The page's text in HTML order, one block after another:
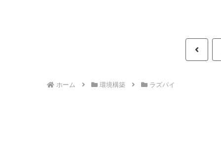
前
ホーム 環境構築 ラズパイ